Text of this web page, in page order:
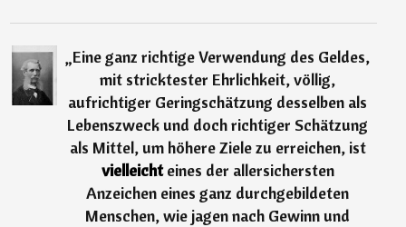
„Eine ganz richtige Verwendung des Geldes,
mit stricktester Ehrlichkeit, völlig,
aufrichtiger Geringschätzung desselben als
Lebenszweck und doch richtiger Schätzung
als Mittel, um höhere Ziele zu erreichen, ist
vielleichteines der allersichersten
Anzeichen eines ganz durchgebildeten
Menschen, wie jagen nach Gewinn und